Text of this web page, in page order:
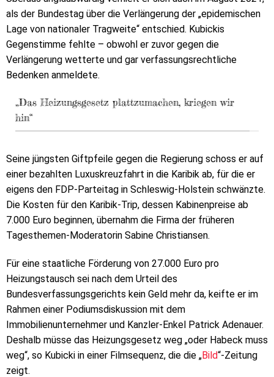
als der Bundestag über die Verlängerung der „epidemischen
Lage von nationaler Tragweite“ entschied. Kubickis
Gegenstimme fehlte – obwohl er zuvor gegen die
Verlängerung wetterte und gar verfassungsrechtliche
Bedenken anmeldete.
„Das Heizungsgesetz plattzumachen, kriegen wir
hin“
Seine jüngsten Giftpfeile gegen die Regierung schoss er auf
einer bezahlten Luxuskreuzfahrt in die Karibik ab, für die er
eigens den FDP-Parteitag in Schleswig-Holstein schwänzte.
Die Kosten für den Karibik-Trip, dessen Kabinenpreise ab
7.000 Euro beginnen, übernahm die Firma der früheren
Tagesthemen-Moderatorin Sabine Christiansen.
Für eine staatliche Förderung von 27.000 Euro pro
Heizungstausch sei nach dem Urteil des
Bundesverfassungsgerichts kein Geld mehr da, keifte er im
Rahmen einer Podiumsdiskussion mit dem
Immobilienunternehmer und Kanzler-Enkel Patrick Adenauer.
Deshalb müsse das Heizungsgesetz weg „oder Habeck muss
weg“, so Kubicki in einer Filmsequenz, die die „Bild“-Zeitung
zeigt.